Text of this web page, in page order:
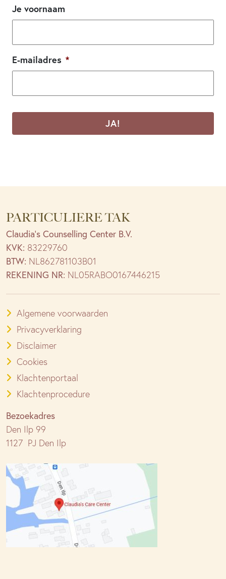
Je voornaam
E-mailadres *
CAPTCHA
PARTICULIERE TAK
Claudia’s Counselling Center B.V.
KVK: 83229760
BTW: NL862781103B01
REKENING NR: NL05RABO0167446215
Algemene voorwaarden
Privacyverklaring
Disclaimer
Cookies
Klachtenportaal
Klachtenprocedure
Bezoekadres
Den Ilp 99
1127 PJ Den Ilp